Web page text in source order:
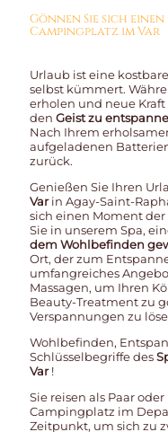
Gönnen Sie sich
Campingplatz im Var
Urlaub ist eine
selbst kümmert.
erholen und neue
den Geist zu
Nach Ihrem
aufgeladenen
zurück.
Genießen Sie Ihren
Varin Agay-Saint-
sich einen Moment
Sie in unserem Spa,
dem Wohlbefinden
Ort, der zum
umfangreiches
Massagen, um Ihren
Beauty-Treatment zu
Verspannungen zu
Wohlbefinden,
Schlüsselbegriffe des
Var!
Sie reisen als Paar
Campingplatz im
Zeitpunkt, um sich zu